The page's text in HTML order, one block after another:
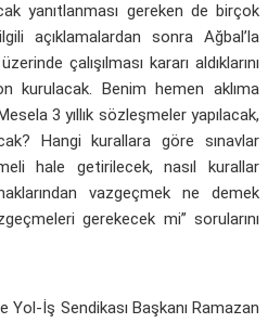
yanıtlanması gereken de birçok
açıklamalardan sonra Ağbal’la
çalışılması kararı aldıklarını
kurulacak. Benim hemen aklıma
3 yıllık sözleşmeler yapılacak,
Hangi kurallara göre sınavlar
hale getirilecek, nasıl kurallar
vazgeçmek ne demek
gerekecek mi” sorularını
Yol-İş Sendikası Başkanı Ramazan